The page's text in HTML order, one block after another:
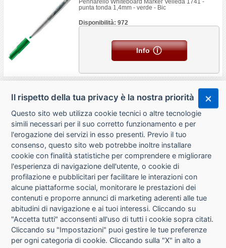
Pennarello Whiteboard Marker Velleda 1741 -
punta tonda 1,4mm - verde - Bic
Disponibilità: 972
Info
CHI SIAMO
CONTATTI
CONDIZIONI DI VENDITA
RICHIESTA RECESSO
Il rispetto della tua privacy è la nostra priorità
Questo sito web utilizza cookie tecnici o altre tecnologie
simili necessari per il suo corretto funzionamento e per
l'erogazione dei servizi in esso presenti. Previo il tuo
consenso, questo sito web potrebbe inoltre installare
cookie con finalità statistiche per comprendere e migliorare
l'esperienza di navigazione dell'utente, o cookie di
profilazione e pubblicitari per facilitare le interazioni con
alcune piattaforme social, monitorare le prestazioni dei
contenuti e proporre annunci di marketing aderenti alle tue
abitudini di navigazione e ai tuoi interessi. Cliccando su
"Accetta tutti" acconsenti all'uso di tutti i cookie sopra citati.
Cliccando su "Impostazioni" puoi gestire le tue preferenze
per ogni categoria di cookie. Cliccando sulla "X" in alto a